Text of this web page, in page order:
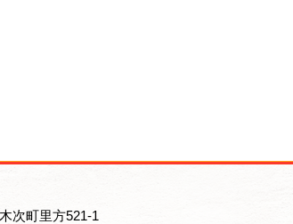
次町里方521-1